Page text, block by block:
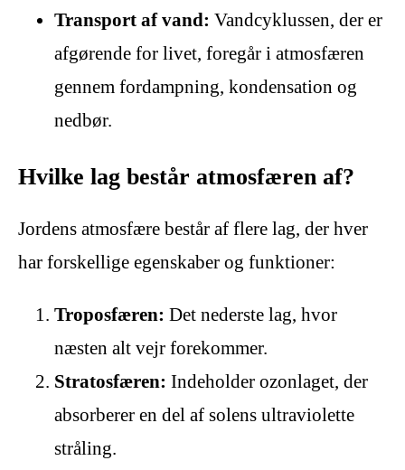
Transport af vand: Vandcyklussen, der er
afgørende for livet, foregår i atmosfæren
gennem fordampning, kondensation og
nedbør.
Hvilke lag består atmosfæren af?
Jordens atmosfære består af flere lag, der hver
har forskellige egenskaber og funktioner:
Troposfæren: Det nederste lag, hvor
næsten alt vejr forekommer.
Stratosfæren: Indeholder ozonlaget, der
absorberer en del af solens ultraviolette
stråling.